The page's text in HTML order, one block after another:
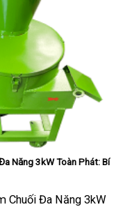
Năng 3kW Toàn Phát: Bí
Chuối Đa Năng 3kW